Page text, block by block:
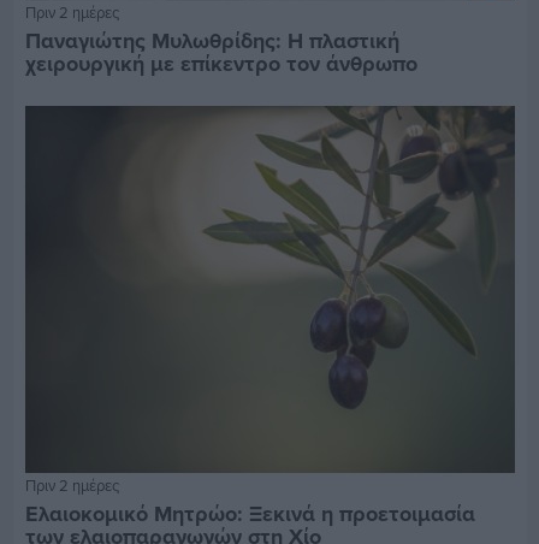
Πριν 2 ημέρες
Παναγιώτης Μυλωθρίδης: Η πλαστική
χειρουργική με επίκεντρο τον άνθρωπο
Πριν 2 ημέρες
Ελαιοκομικό Μητρώο: Ξεκινά η προετοιμασία
των ελαιοπαραγωγών στη Χίο